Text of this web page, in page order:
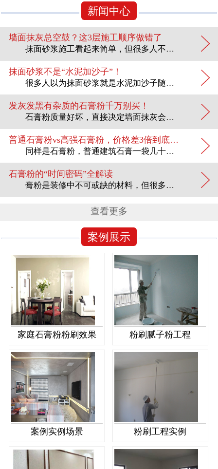
新闻中心
墙面抹灰总空鼓？这3层施工顺序做错了
抹面砂浆施工看起来简单，但很多人不知道：抹面砂浆要分3层施工，每层的配比和功能完全不同。做错一层，整面墙都可能空鼓脱落。The construction of plastering...
抹面砂浆不是“水泥加沙子”！
很多人以为抹面砂浆就是水泥加沙子随便拌一拌。这个认知大错特错。抹面砂浆有明确的分类和用途，用错了轻则墙面不平，重则空鼓脱落。Many people think that plast...
发灰发黑有杂质的石膏粉千万别买！
石膏粉质量好坏，直接决定墙面抹灰会不会空鼓、石膏板会不会开裂。以下4招，帮你从外观到手感，挑出优良石膏粉。The quality of gypsum powder directly...
普通石膏粉vs高强石膏粉，价格差3倍到底贵在哪？
同样是石膏粉，普通建筑石膏一袋几十块，高强石膏可能要翻两三倍。贵在哪里？值不值得多花钱？看完这篇你就有答案了。Similarly, for gypsum powder, a bag...
石膏粉的“时间密码”全解读
膏粉是装修中不可或缺的材料，但很多人不知道：同样是石膏粉，凝固时间可以从5分钟到30分钟不等。选错凝固时间，要么来不及施工，要么等得耽误工期。Plaster powder is a...
查看更多
案例展示
家庭石膏粉粉刷效果 粉刷腻子粉工程
案例实例场景 粉刷工程实例